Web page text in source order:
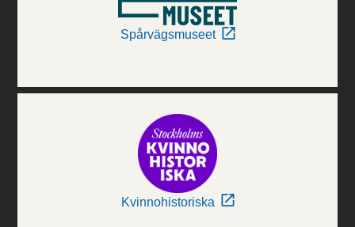
Spårvägsmuseet
Kvinnohistoriska